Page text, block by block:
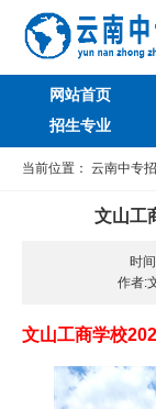
网站首页
招生专业
当前位置： 云南中专
文山工
时
作者:
文山工商学校